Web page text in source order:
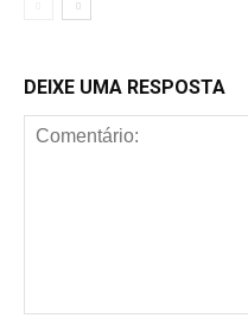
DEIXE UMA RESPOSTA